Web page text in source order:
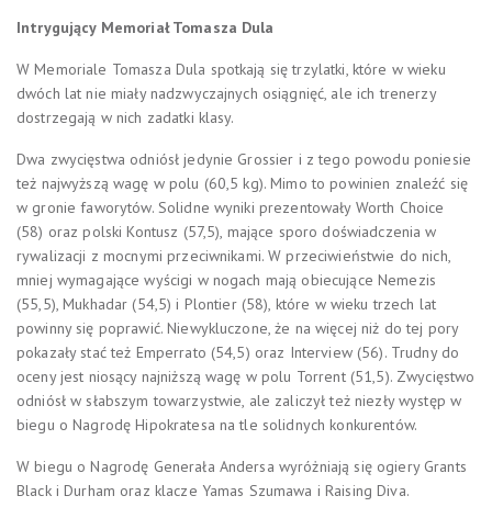
Intrygujący Memoriał Tomasza Dula
W Memoriale Tomasza Dula spotkają się trzylatki, które w wieku
dwóch lat nie miały nadzwyczajnych osiągnięć, ale ich trenerzy
dostrzegają w nich zadatki klasy.
Dwa zwycięstwa odniósł jedynie Grossier i z tego powodu poniesie
też najwyższą wagę w polu (60,5 kg). Mimo to powinien znaleźć się
w gronie faworytów. Solidne wyniki prezentowały Worth Choice
(58) oraz polski Kontusz (57,5), mające sporo doświadczenia w
rywalizacji z mocnymi przeciwnikami. W przeciwieństwie do nich,
mniej wymagające wyścigi w nogach mają obiecujące Nemezis
(55,5), Mukhadar (54,5) i Plontier (58), które w wieku trzech lat
powinny się poprawić. Niewykluczone, że na więcej niż do tej pory
pokazały stać też Emperrato (54,5) oraz Interview (56). Trudny do
oceny jest niosący najniższą wagę w polu Torrent (51,5). Zwycięstwo
odniósł w słabszym towarzystwie, ale zaliczył też niezły występ w
biegu o Nagrodę Hipokratesa na tle solidnych konkurentów.
W biegu o Nagrodę Generała Andersa wyróżniają się ogiery Grants
Black i Durham oraz klacze Yamas Szumawa i Raising Diva.